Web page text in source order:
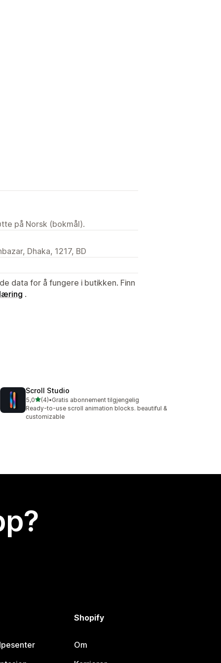
på Norsk (bokmål).
Dhaka, 1217, BD
data for å fungere i butikken. Finn
.
Scroll Studio
5,0av 5 stjerner
(4)
Totalt 4 omtaler
•Gratis abonnement tilgjengelig
Ready-to-use scroll animation blocks. beautiful &
customizable
Shopify
Om